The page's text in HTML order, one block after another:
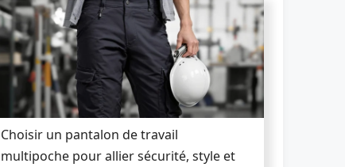
Choisir un pantalon de travail
multipoche pour allier sécurité, style et